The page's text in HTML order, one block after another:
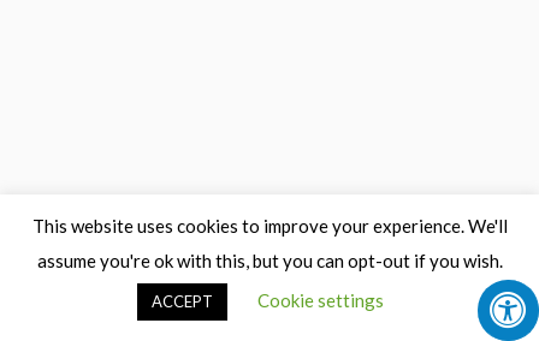
This website uses cookies to improve your experience. We'll
assume you're ok with this, but you can opt-out if you wish.
Cookie settings
ACCEPT